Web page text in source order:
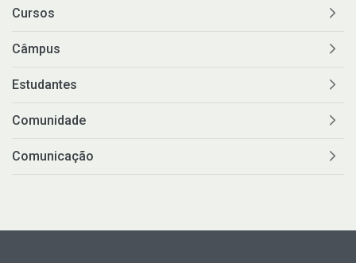
Cursos
Câmpus
Estudantes
Comunidade
Comunicação